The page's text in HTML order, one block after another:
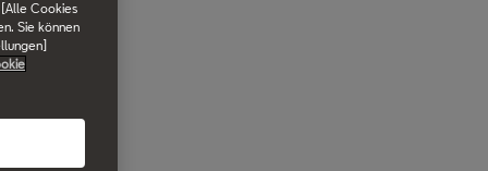
[Alle Cookies
Sie können